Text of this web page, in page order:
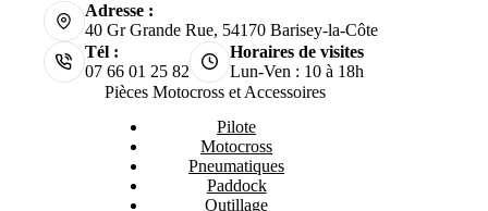
Adresse :
40 Gr Grande Rue, 54170 Barisey-la-Côte
Tél :
07 66 01 25 82
Horaires de visites
Lun-Ven : 10 à 18h
Pièces Motocross et Accessoires
Pilote
Motocross
Pneumatiques
Paddock
Outillage